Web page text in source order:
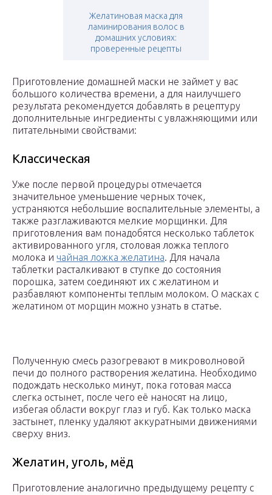
Желатиновая маска для
ламинирования волос в
домашних условиях:
проверенные рецепты
Приготовление домашней маски не займет у вас
большого количества времени, а для наилучшего
результата рекомендуется добавлять в рецептуру
дополнительные ингредиенты с увлажняющими или
питательными свойствами:
Классическая
Уже после первой процедуры отмечается
значительное уменьшение черных точек,
устраняются небольшие воспалительные элементы, а
также разглаживаются мелкие морщинки. Для
приготовления вам понадобятся несколько таблеток
активированного угля, столовая ложка теплого
молока и чайная ложка желатина. Для начала
таблетки расталкивают в ступке до состояния
порошка, затем соединяют их с желатином и
разбавляют компоненты теплым молоком. О масках с
желатином от морщин можно узнать в статье.
Полученную смесь разогревают в микроволновой
печи до полного растворения желатина. Необходимо
подождать несколько минут, пока готовая масса
слегка остынет, после чего её наносят на лицо,
избегая области вокруг глаз и губ. Как только маска
застынет, пленку удаляют аккуратными движениями
сверху вниз.
Желатин, уголь, мёд
Приготовление аналогично предыдущему рецепту с